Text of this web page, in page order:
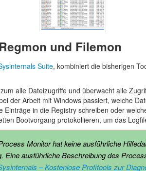
und Filemon
Suite, kombiniert die bisherigen
alle Dateizugriffe und überwacht alle
der Arbeit mit Windows passiert, welche
Einträge in die Registry schreiben oder
Bootvorgang protokollieren, um das
Monitor hat keine ausführliche
Eine ausführliche Beschreibung des
– Kostenlose Profitools zur